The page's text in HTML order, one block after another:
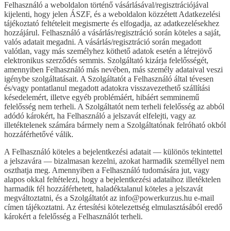
Felhasználó a weboldalon történő vásárlásával/regisztrációjával
kijelenti, hogy jelen ÁSZF, és a weboldalon közzétett Adatkezelési
tájékoztató feltételeit megismerte és elfogadja, az adatkezelésekhez
hozzájárul. Felhasználó a vásárlás/regisztráció során köteles a saját,
valós adatait megadni. A vásárlás/regisztráció során megadott
valótlan, vagy más személyhez köthető adatok esetén a létrejövő
elektronikus szerződés semmis. Szolgáltató kizárja felelősségét,
amennyiben Felhasználó más nevében, más személy adataival veszi
igénybe szolgáltatásait. A Szolgáltatót a Felhasználó által tévesen
és/vagy pontatlanul megadott adatokra visszavezethető szállítási
késedelemért, illetve egyéb problémáért, hibáért semminemű
felelősség nem terheli. A Szolgáltatót nem terheli felelősség az abból
adódó károkért, ha Felhasználó a jelszavát elfelejti, vagy az
illetéktelenek számára bármely nem a Szolgáltatónak felróható okból
hozzáférhetővé válik.
A Felhasználó köteles a bejelentkezési adatait — különös tekintettel
a jelszavára — bizalmasan kezelni, azokat harmadik személlyel nem
oszthatja meg. Amennyiben a Felhasználó tudomására jut, vagy
alapos okkal feltételezi, hogy a bejelentkezési adataihoz illetéktelen
harmadik fél hozzáférhetett, haladéktalanul köteles a jelszavát
megváltoztatni, és a Szolgáltatót az info@powerkurzus.hu e-mail
címen tájékoztatni. Az értesítési kötelezettség elmulasztásából eredő
károkért a felelősség a Felhasználót terheli.